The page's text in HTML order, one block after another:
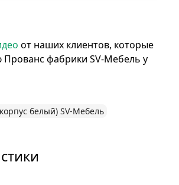
от наших клиентов, которые
Прованс фабрики SV-Мебель у
белый) SV-Мебель